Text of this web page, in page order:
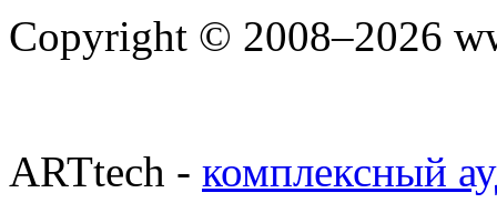
Copyright © 2008–2026
ARTtech - комплексный